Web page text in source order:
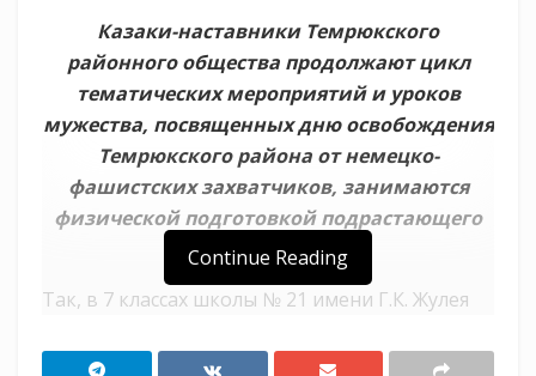
Казаки-наставники Темрюкского
районного общества продолжают цикл
тематических мероприятий и уроков
мужества, посвященных дню освобождения
Темрюкского района от немецко-
фашистских захватчиков, занимаются
физической подготовкой подрастающего
поколения.
Так, в 7 классах школы № 21 имени Г.К. Жулея
боевых действий Олег Ефимов совместно с
Continue Reading